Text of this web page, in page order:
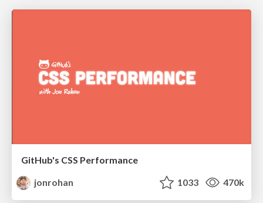
GitHub's CSS Performance
jonrohan
1033 470k